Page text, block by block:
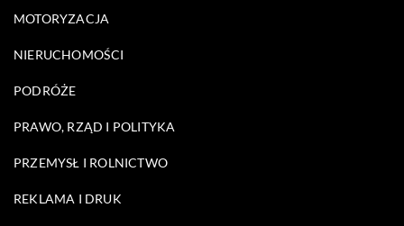
MOTORYZACJA
NIERUCHOMOŚCI
PODRÓŻE
PRAWO, RZĄD I POLITYKA
PRZEMYSŁ I ROLNICTWO
REKLAMA I DRUK